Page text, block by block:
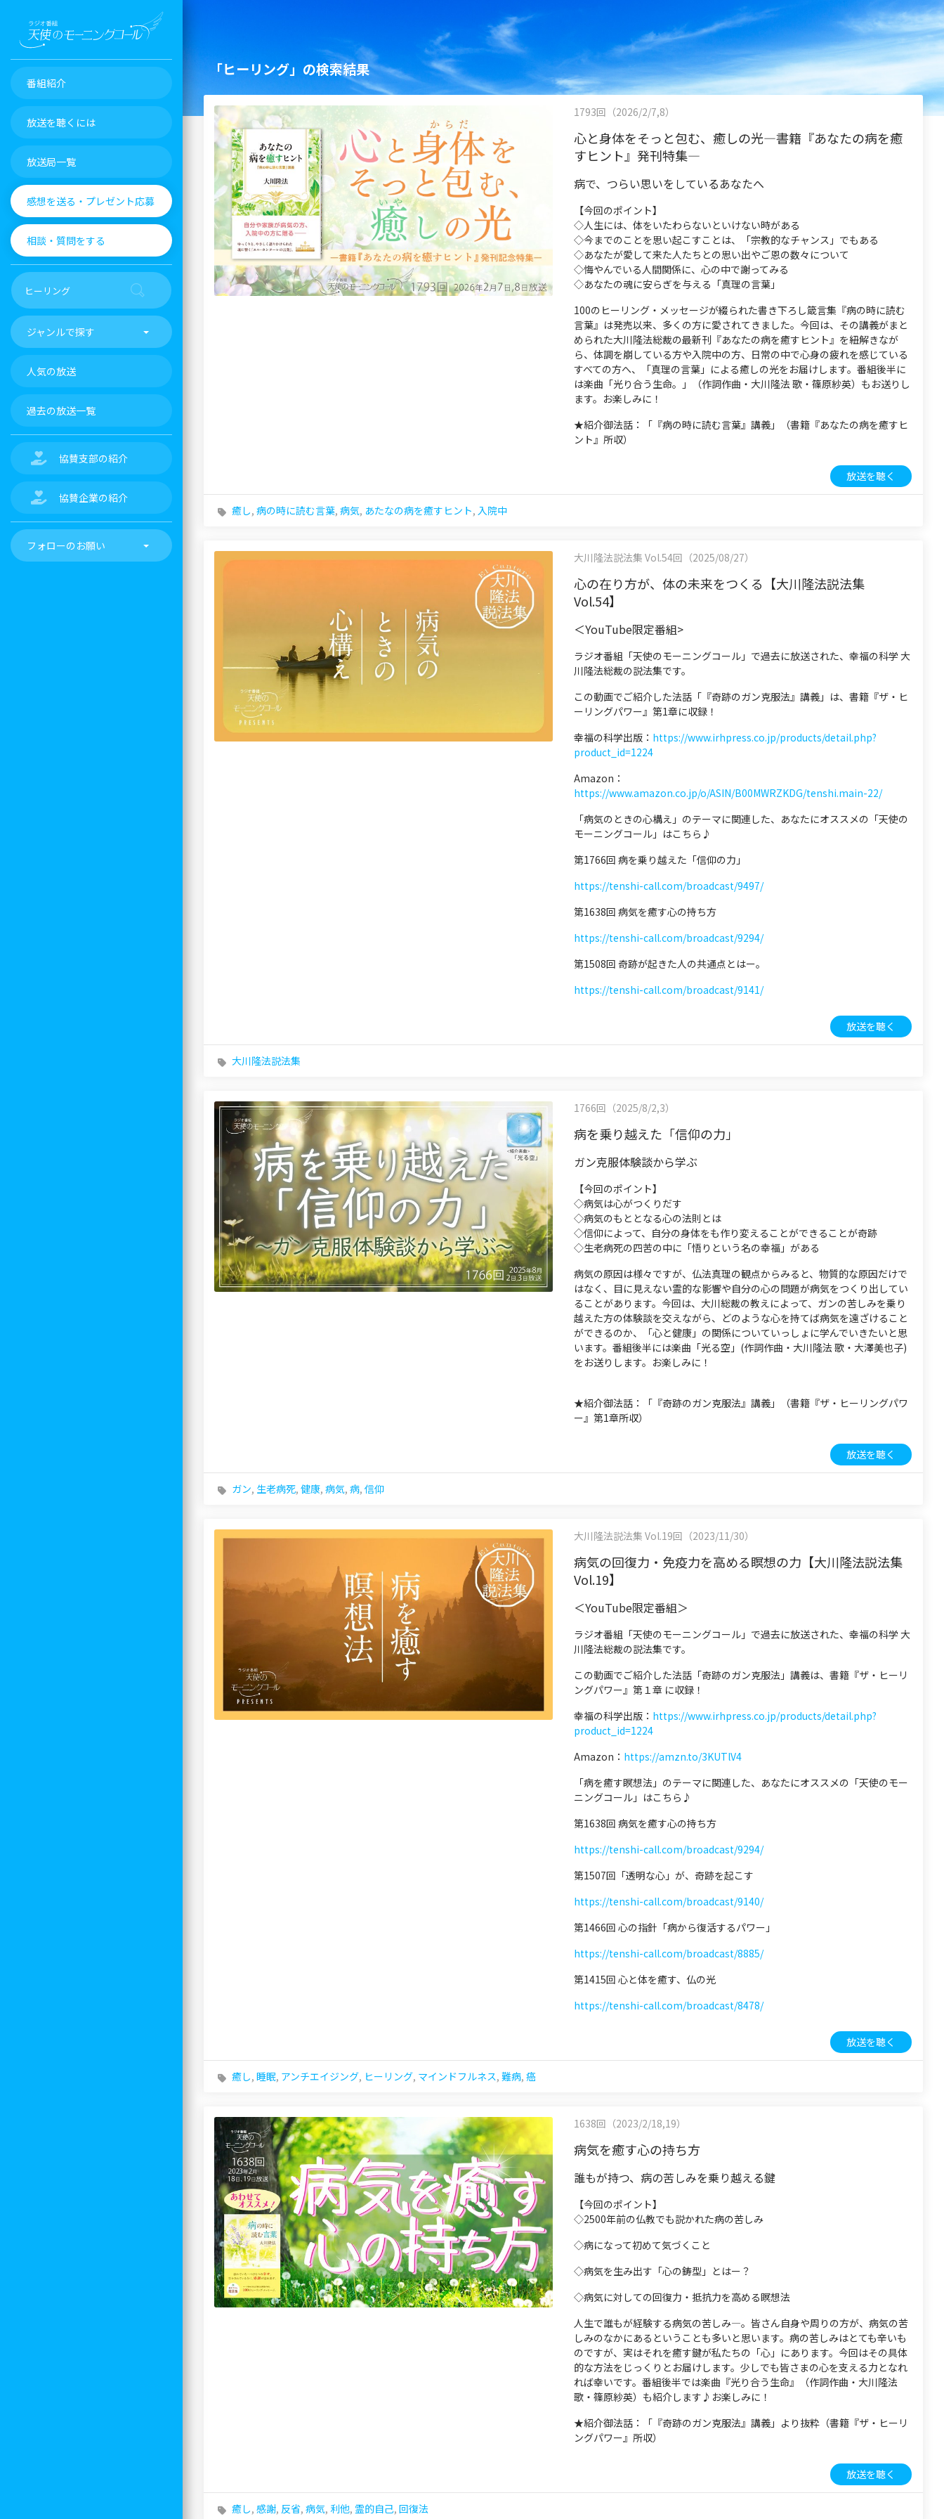
番組紹介
放送を聴くには
放送局一覧
感想を送る・プレゼント応募
相談・質問をする
ジャンルで探す
人気の放送
過去の放送一覧
協賛支部の紹介
協賛企業の紹介
フォローのお願い
「ヒーリング」の検索結果
1793回（2026/2/7,8）
心と身体をそっと包む、癒しの光―書籍『あなたの病を癒
すヒント』発刊特集―
病で、つらい思いをしているあなたへ
【今回のポイント】
◇人生には、体をいたわらないといけない時がある
◇今までのことを思い起こすことは、「宗教的なチャンス」でもある
◇あなたが愛して来た人たちとの思い出やご恩の数々について
◇悔やんでいる人間関係に、心の中で謝ってみる
◇あなたの魂に安らぎを与える「真理の言葉」
100のヒーリング・メッセージが綴られた書き下ろし箴言集『病の時に読む
言葉』は発売以来、多くの方に愛されてきました。今回は、その講義がまと
められた大川隆法総裁の最新刊『あなたの病を癒すヒント』を紐解きなが
ら、体調を崩している方や入院中の方、日常の中で心身の疲れを感じている
すべての方へ、「真理の言葉」による癒しの光をお届けします。番組後半に
は楽曲「光り合う生命。」（作詞作曲・大川隆法 歌・篠原紗英）もお送りし
ます。お楽しみに！
★紹介御法話：「『病の時に読む言葉』講義」（書籍『あなたの病を癒すヒ
ント』所収）
放送を聴く
癒し, 病の時に読む言葉, 病気, あたなの病を癒すヒント, 入院中
大川隆法説法集 Vol.54回（2025/08/27）
心の在り方が、体の未来をつくる【大川隆法説法集
Vol.54】
＜YouTube限定番組>
ラジオ番組「天使のモーニングコール」で過去に放送された、幸福の科学 大
川隆法総裁の説法集です。
この動画でご紹介した法話「『奇跡のガン克服法』講義」は、書籍『ザ・ヒ
ーリングパワー』第1章に収録！
幸福の科学出版： https://www.irhpress.co.jp/products/detail.php?
product_id=1224
Amazon：
https://www.amazon.co.jp/o/ASIN/B00MWRZKDG/tenshi.main-22/
「病気のときの心構え」のテーマに関連した、あなたにオススメの「天使の
モーニングコール」はこちら♪
第1766回 病を乗り越えた「信仰の力」
https://tenshi-call.com/broadcast/9497/
第1638回 病気を癒す心の持ち方
https://tenshi-call.com/broadcast/9294/
第1508回 奇跡が起きた人の共通点とはー。
https://tenshi-call.com/broadcast/9141/
放送を聴く
大川隆法説法集
1766回（2025/8/2,3）
病を乗り越えた「信仰の力」
ガン克服体験談から学ぶ
【今回のポイント】
◇病気は心がつくりだす
◇病気のもととなる心の法則とは
◇信仰によって、自分の身体をも作り変えることができることが奇跡
◇生老病死の四苦の中に「悟りという名の幸福」がある
病気の原因は様々ですが、仏法真理の観点からみると、物質的な原因だけで
はなく、目に見えない霊的な影響や自分の心の問題が病気をつくり出してい
ることがあります。今回は、大川総裁の教えによって、ガンの苦しみを乗り
越えた方の体験談を交えながら、どのような心を持てば病気を遠ざけること
ができるのか、「心と健康」の関係についていっしょに学んでいきたいと思
います。番組後半には楽曲「光る空」(作詞作曲・大川隆法 歌・大澤美也子)
をお送りします。お楽しみに！
★紹介御法話：「『奇跡のガン克服法』講義」（書籍『ザ・ヒーリングパワ
ー』第1章所収）
放送を聴く
ガン, 生老病死, 健康, 病気, 病, 信仰
大川隆法説法集 Vol.19回（2023/11/30）
病気の回復力・免疫力を高める瞑想の力【大川隆法説法集
Vol.19】
＜YouTube限定番組＞
ラジオ番組「天使のモーニングコール」で過去に放送された、幸福の科学 大
川隆法総裁の説法集です。
この動画でご紹介した法話「奇跡のガン克服法」講義は、書籍『ザ・ヒーリ
ングパワー』第１章 に収録！
幸福の科学出版： https://www.irhpress.co.jp/products/detail.php?
product_id=1224
Amazon： https://amzn.to/3KUTlV4
「病を癒す瞑想法」のテーマに関連した、あなたにオススメの「天使のモー
ニングコール」はこちら♪
第1638回 病気を癒す心の持ち方
https://tenshi-call.com/broadcast/9294/
第1507回「透明な心」が、奇跡を起こす
https://tenshi-call.com/broadcast/9140/
第1466回 心の指針「病から復活するパワー」
https://tenshi-call.com/broadcast/8885/
第1415回 心と体を癒す、仏の光
https://tenshi-call.com/broadcast/8478/
放送を聴く
癒し, 睡眠, アンチエイジング, ヒーリング, マインドフルネス, 難病, 癌
1638回（2023/2/18,19）
病気を癒す心の持ち方
誰もが持つ、病の苦しみを乗り越える鍵
【今回のポイント】
◇2500年前の仏教でも説かれた病の苦しみ
◇病になって初めて気づくこと
◇病気を生み出す「心の鋳型」とはー？
◇病気に対しての回復力・抵抗力を高める瞑想法
人生で誰もが経験する病気の苦しみ―。皆さん自身や周りの方が、病気の苦
しみのなかにあるということも多いと思います。病の苦しみはとても辛いも
のですが、実はそれを癒す鍵が私たちの「心」にあります。今回はその具体
的な方法をじっくりとお届けします。少しでも皆さまの心を支える力となれ
れば幸いです。番組後半では楽曲『光り合う生命』（作詞作曲・大川隆法
歌・篠原紗英）も紹介します♪お楽しみに！
★紹介御法話：「『奇跡のガン克服法』講義」より抜粋（書籍『ザ・ヒーリ
ングパワー』所収）
放送を聴く
癒し, 感謝, 反省, 病気, 利他, 霊的自己, 回復法